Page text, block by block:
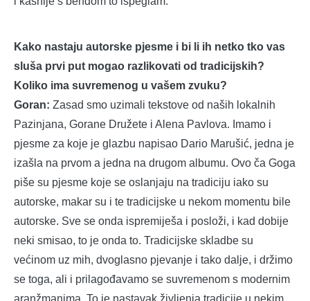
Kako nastaju autorske pjesme i bi li ih netko tko vas
sluša prvi put mogao razlikovati od tradicijskih?
Koliko ima suvremenog u vašem zvuku?
Goran: Zasad smo uzimali tekstove od naših lokalnih
Pazinjana, Gorane Družete i Alena Pavlova. Imamo i
pjesme za koje je glazbu napisao Dario Marušić, jedna je
izašla na prvom a jedna na drugom albumu. Ovo ča Goga
piše su pjesme koje se oslanjaju na tradiciju iako su
autorske, makar su i te tradicijske u nekom momentu bile
autorske. Sve se onda ispremiješa i posloži, i kad dobije
neki smisao, to je onda to. Tradicijske skladbe su
većinom uz mih, dvoglasno pjevanje i tako dalje, i držimo
se toga, ali i prilagođavamo se suvremenom s modernim